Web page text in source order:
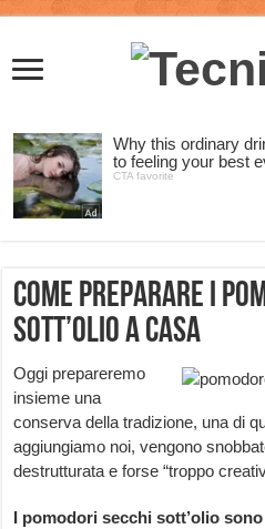
Come preparare i
sott’olio a casa
Oggi prepareremo
insieme una
conserva della tradizione, una di
aggiungiamo noi, vengono
destrutturata e forse “troppo
I pomodori secchi sott’olio